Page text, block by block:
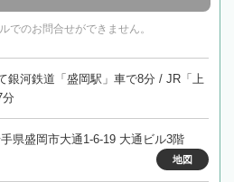
でのお問合せができません。
銀河鉄道「盛岡駅」車で8分 / JR「上
県盛岡市大通1-6-19 大通ビル3階
地図